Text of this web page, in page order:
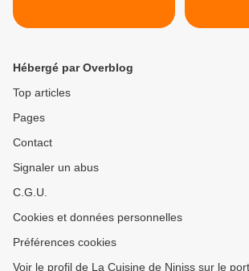
Hébergé par Overblog
Top articles
Pages
Contact
Signaler un abus
C.G.U.
Cookies et données personnelles
Préférences cookies
Voir le profil de La Cuisine de Niniss sur le